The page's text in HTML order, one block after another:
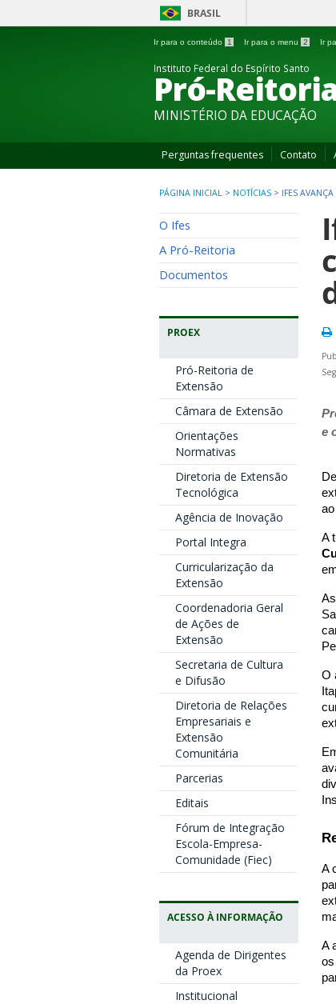
BRASIL
Ir para o conteúdo 1 Ir para o menu 2 Ir
Instituto Federal do Espírito Santo
Pró-
MINISTÉRIO DA EDUCAÇÃO
Perguntas frequentes Contato
PÁGINA INICIAL > NOTÍCIAS > IFES
O Ifes
A Pró-Reitoria
Documentos
PROEX
Pró-Reitoria de
Extensão
Câmara de Extensão
Orientações
Normativas
Diretoria de Extensão
Tecnológica
Agência de Inovação
Portal Integra
Curricularização da
Extensão
Coordenadoria Geral
de Ações de
Extensão
Secretaria de Cultura
e Difusão
Diretoria de Relações
Empresariais e
Extensão
Comunitária
Parcerias
Editais
Fórum de Integração
Escola-Empresa-
Comunidade (Fiec)
ACESSO À INFORMAÇÃO
Agenda de Dirigentes
da Proex
Institucional
e
A
O
A
A